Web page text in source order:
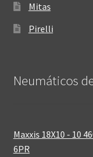
Mitas
Pirelli
Neumáticos
Maxxis 18X10 - 10
6PR